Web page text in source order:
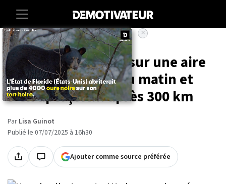
Accueil Insolite
Il oublie sa femme sur une aire
d'autoroute à 4h du matin et
s'en aperçoit... après 300 km
Par Lisa Guinot
Publié le 07/07/2025 à 16h30
Ajouter comme source préférée
×